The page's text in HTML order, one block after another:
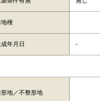
権
年月日 -
地／不整形地